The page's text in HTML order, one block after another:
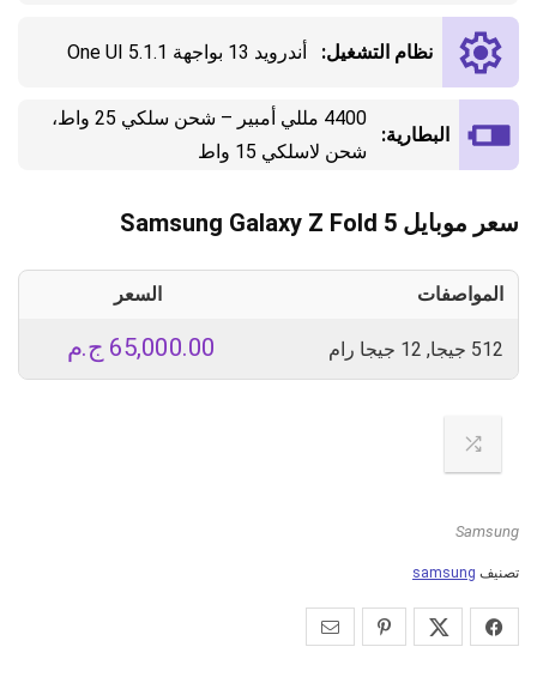
نظام التشغيل: أندرويد 13 بواجهة One UI 5.1.1
البطارية:
4400 مللي أمبير – شحن سلكي 25 واط،
شحن لاسلكي 15 واط
سعر موبايل Samsung Galaxy Z Fold 5
المواصفات السعر
512 جيجا, 12 جيجا رام ج.م 65,000.00
Samsung
تصنيف samsung